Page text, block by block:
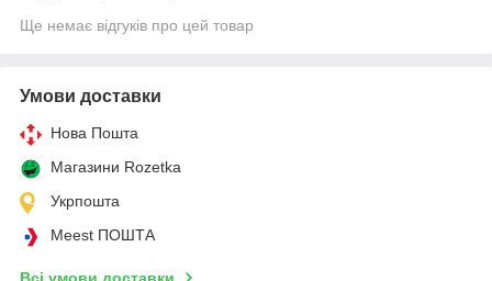
Ще немає відгуків про цей товар
Умови доставки
Нова Пошта
Магазини Rozetka
Укрпошта
Meest ПОШТА
Всі умови доставки